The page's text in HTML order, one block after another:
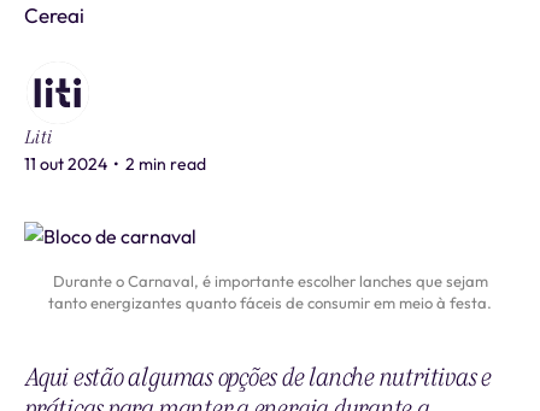
Cereai
Liti
11 out 2024 • 2 min read
Durante o Carnaval, é importante escolher lanches que sejam
tanto energizantes quanto fáceis de consumir em meio à festa.
Aqui estão algumas opções de lanche nutritivas e